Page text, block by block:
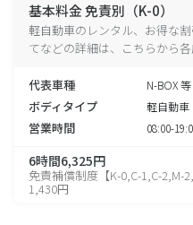
基本料金 免責別（K-0）
軽自動車のレンタル、お得な
てなどの詳細は、こちらから各
代表車種 N-BOX 等
ボディタイプ 軽自動車
営業時間 08:00-
6時間6,325円
免責補償制度【K-0,C-1,C-2,M-
1,430円